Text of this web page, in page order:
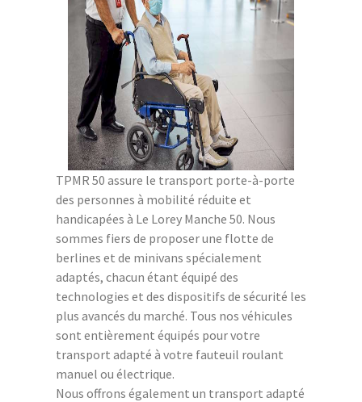
TPMR 50 assure le transport porte-à-porte
des personnes à mobilité réduite et
handicapées à Le Lorey Manche 50. Nous
sommes fiers de proposer une flotte de
berlines et de minivans spécialement
adaptés, chacun étant équipé des
technologies et des dispositifs de sécurité les
plus avancés du marché. Tous nos véhicules
sont entièrement équipés pour votre
transport adapté à votre fauteuil roulant
manuel ou électrique.
Nous offrons également un transport adapté